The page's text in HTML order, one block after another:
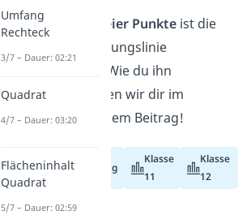
DerAbstand zweier Punkteist die
kürzeste Verbindungslinie
zwischen ihnen. Wie du ihn
berechnest, zeigen wir dir im
Videound in diesem Beitrag!
Abiturvorbereitung
Klasse
11
Klasse
12
Umfang
Rechteck
3/7 – Dauer: 02:21
Quadrat
4/7 – Dauer: 03:20
Flächeninhalt
Quadrat
5/7 – Dauer: 02:59